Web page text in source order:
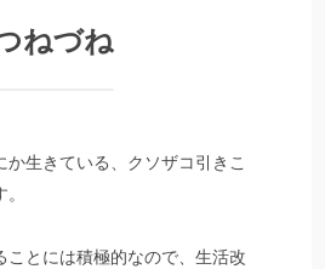
ねづね
か生きている、クソザコ引きこ
ことには積極的なので、生活改